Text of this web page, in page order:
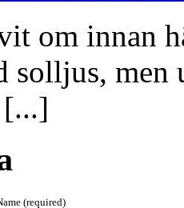
om innan
solljus, men
[...]
(required)